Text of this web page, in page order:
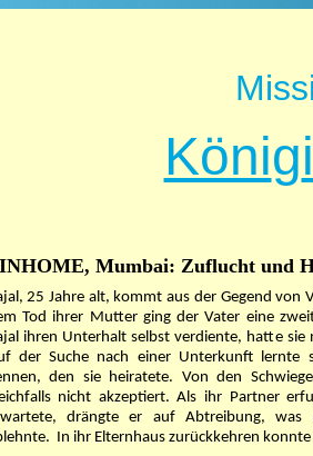
König
Mumbai: Zuflucht und
25 Jahre alt, kommt aus der Gegend von
Tod ihrer Mutter ging der Vater eine
ihren Unterhalt selbst verdiente, hatte sie
der Suche nach einer Unterkunft lernte
den sie heiratete. Von den
nicht akzeptiert. Als ihr Partner
drängte er auf Abtreibung,
In ihr Elternhaus zurückkehren